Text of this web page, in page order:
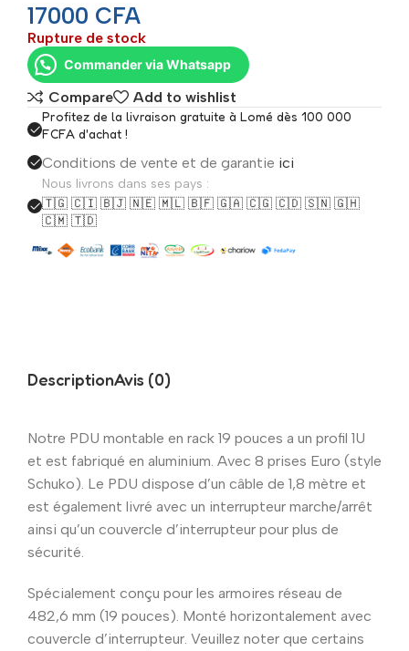
17000 CFA
Rupture de stock
Commander via Whatsapp
Compare Add to wishlist
Profitez de la livraison gratuite à Lomé dès 100 000
FCFA d'achat !
Conditions de vente et de garantie ici
Nous livrons dans ses pays :
🇹🇬 🇨🇮 🇧🇯 🇳🇪 🇲🇱 🇧🇫 🇬🇦 🇨🇬 🇨🇩 🇸🇳 🇬🇭
🇨🇲 🇹🇩
DescriptionAvis (0)
Notre PDU montable en rack 19 pouces a un profil 1U
et est fabriqué en aluminium. Avec 8 prises Euro (style
Schuko). Le PDU dispose d’un câble de 1,8 mètre et
est également livré avec un interrupteur marche/arrêt
ainsi qu’un couvercle d’interrupteur pour plus de
sécurité.
Spécialement conçu pour les armoires réseau de
482,6 mm (19 pouces). Monté horizontalement avec
couvercle d’interrupteur. Veuillez noter que certains